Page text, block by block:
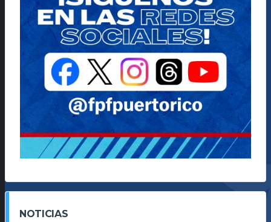
NOTICIAS